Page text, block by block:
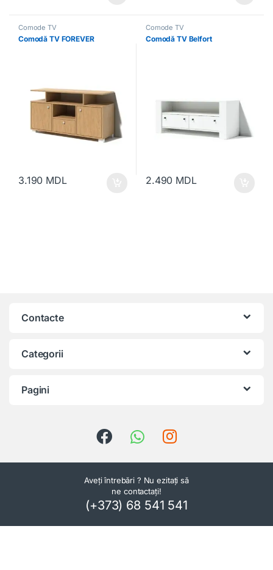
Comode TV
Comodă TV FOREVER
3.190 MDL
Comode TV
Comodă TV Belfort
2.490 MDL
Contacte
Categorii
Pagini
Aveți întrebări ? Nu ezitați să
ne contactați!
(+373) 68 541 541